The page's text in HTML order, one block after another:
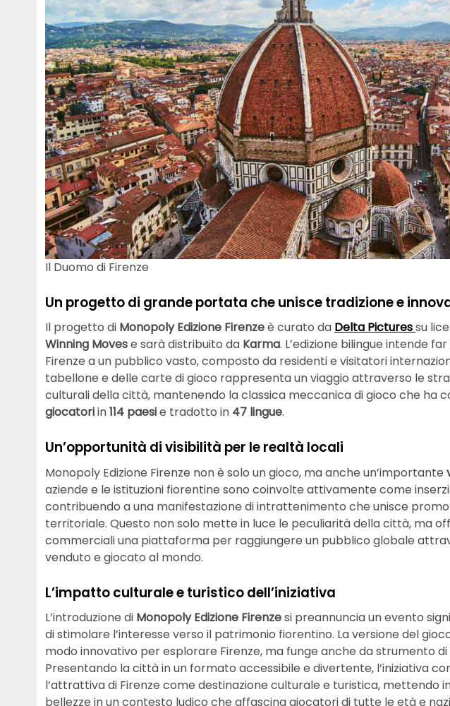
Il Duomo di Firenze
Un progetto di grande portata che unisce tradizione e
Il progetto di Monopoly Edizione Firenzeè curato da Delta Picturessu
Winning Movese sarà distribuito da Karma. L’edizione bilingue intende
Firenze a un pubblico vasto, composto da residenti e visitatori
tabellone e delle carte di gioco rappresenta un viaggio attraverso le
culturali della città, mantenendo la classica meccanica di gioco che ha
giocatoriin114 paesie tradotto in 47 lingue.
Un’opportunità di visibilità per le realtà locali
Monopoly Edizione Firenze non è solo un gioco, ma anche un’importante
aziende e le istituzioni fiorentine sono coinvolte attivamente come
contribuendo a una manifestazione di intrattenimento che unisce
territoriale. Questo non solo mette in luce le peculiarità della città, ma
commerciali una piattaforma per raggiungere un pubblico globale
venduto e giocato al mondo.
L’impatto culturale e turistico dell’iniziativa
L’introduzione di Monopoly Edizione Firenzesi preannuncia un evento
di stimolare l’interesse verso il patrimonio fiorentino. La versione del
modo innovativo per esplorare Firenze, ma funge anche da strumento di
Presentando la città in un formato accessibile e divertente, l’iniziativa
l’attrattiva di Firenze come destinazione culturale e turistica, mettendo
bellezze in un contesto ludico che affascina giocatori di tutte le età e